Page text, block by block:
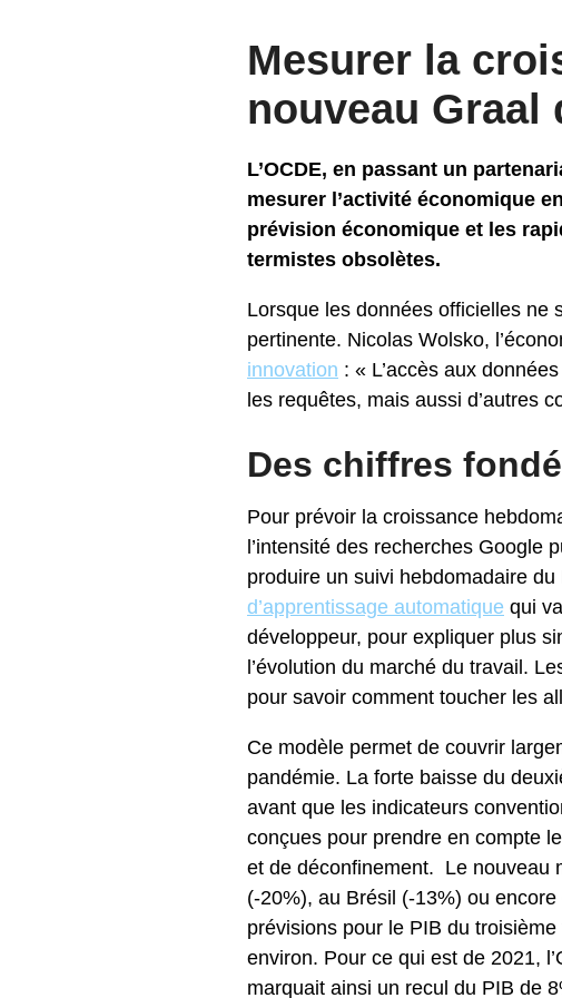
Mesurer la
nouveau Graal
L’OCDE, en passant un
mesurer l’activité économique
prévision économique et les
termistes obsolètes.
Lorsque les données officielles ne
pertinente. Nicolas Wolsko,
innovation : « L’accès aux
les requêtes, mais aussi d’autres
Des chiffres
Pour prévoir la croissance
l’intensité des recherches Google
produire un suivi hebdomadaire
d’apprentissage automatique qui
développeur, pour expliquer plus
l’évolution du marché du travail.
pour savoir comment toucher les
Ce modèle permet de couvrir
pandémie. La forte baisse du
avant que les indicateurs
conçues pour prendre en compte
et de déconfinement. Le nouveau
(-20%), au Brésil (-13%) ou
prévisions pour le PIB du
environ. Pour ce qui est de 2021,
marquait ainsi un recul du PIB de